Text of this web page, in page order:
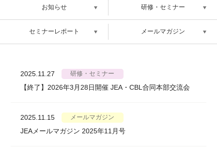
お知らせ 研修・セミナー
セミナーレポート メールマガジン
2025.11.27 研修・セミナー
【終了】2026年3月28日開催 JEA・CBL合同本部交流会
2025.11.15 メールマガジン
JEAメールマガジン 2025年11月号